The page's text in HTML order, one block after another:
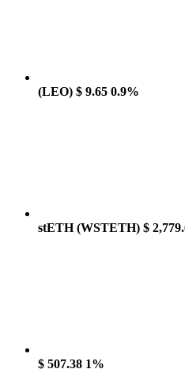
(LEO) $ 9.65 0.9%
stETH(WSTETH) $
$ 507.38 1%